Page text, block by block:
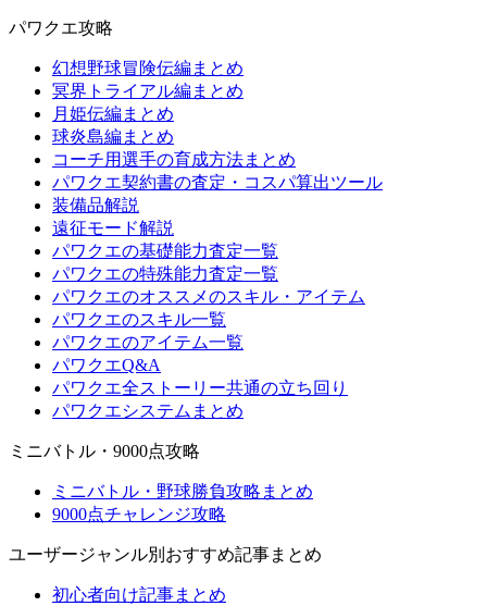
パワクエ攻略
幻想野球冒険伝編まとめ
冥界トライアル編まとめ
月姫伝編まとめ
球炎島編まとめ
コーチ用選手の育成方法まとめ
パワクエ契約書の査定・コスパ算出ツール
装備品解説
遠征モード解説
パワクエの基礎能力査定一覧
パワクエの特殊能力査定一覧
パワクエのオススメのスキル・アイテム
パワクエのスキル一覧
パワクエのアイテム一覧
パワクエQ&A
パワクエ全ストーリー共通の立ち回り
パワクエシステムまとめ
ミニバトル・9000点攻略
ミニバトル・野球勝負攻略まとめ
9000点チャレンジ攻略
ユーザージャンル別おすすめ記事まとめ
初心者向け記事まとめ